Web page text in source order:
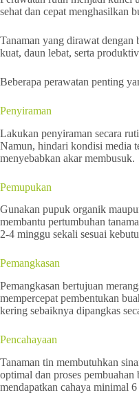
sehat dan cepat menghasilkan
Tanaman yang dirawat
kuat, daun lebat, serta
Beberapa perawatan penting
Penyiraman
Lakukan penyiraman secara
Namun, hindari kondisi media
menyebabkan akar membusuk.
Pemupukan
Gunakan pupuk organik
membantu pertumbuhan
2-4 minggu sekali sesuai
Pemangkasan
Pemangkasan bertujuan
mempercepat pembentukan
kering sebaiknya dipangkas
Pencahayaan
Tanaman tin membutuhkan
optimal dan proses
mendapatkan cahaya minimal